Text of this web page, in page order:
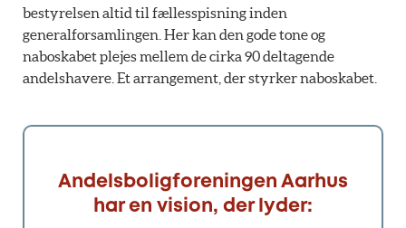
bestyrelsen altid til fællesspisning inden
generalforsamlingen. Her kan den gode tone og
naboskabet plejes mellem de cirka 90 deltagende
andelshavere. Et arrangement, der styrker naboskabet.
Andelsboligforeningen Aarhus
har en vision, der lyder: